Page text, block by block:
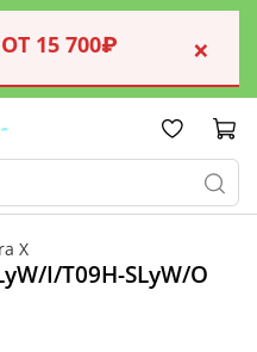
15 700₽ ×
X
I/T09H-SLyW/O